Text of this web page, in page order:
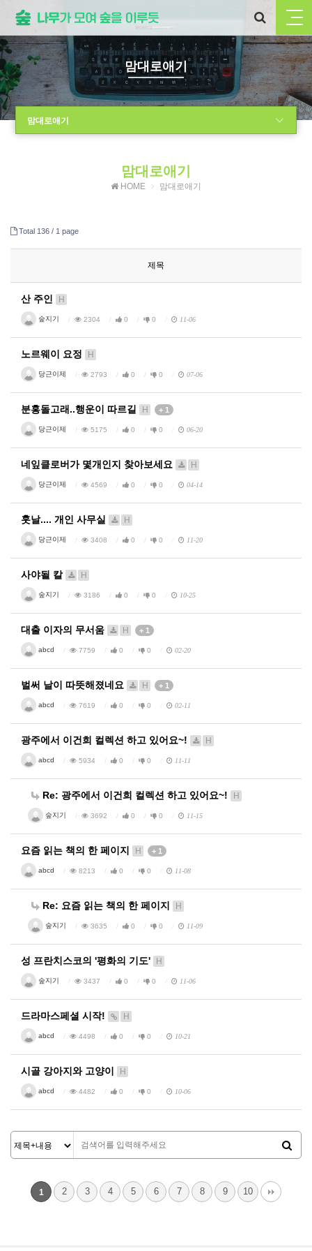
맘대로애기
맘대로애기
맘대로애기
HOME 맘대로애기
Total 136 / 1 page
제목
산 주인 H
숲지기 2304 0 0 11-06
노르웨이 요정 H
당근이제 2793 0 0 07-06
분홍돌고래..행운이 따르길 H + 1
당근이제 5175 0 0 06-20
네잎클로버가 몇개인지 찾아보세요 H
당근이제 4569 0 0 04-14
훗날.... 개인 사무실 H
당근이제 3408 0 0 11-20
사야될 칼 H
숲지기 3186 0 0 10-25
대출 이자의 무서움 H + 1
abcd 7759 0 0 02-20
벌써 날이 따뜻해졌네요 H + 1
abcd 7619 0 0 02-11
광주에서 이건희 컬렉션 하고 있어요~! H
abcd 5934 0 0 11-11
Re: 광주에서 이건희 컬렉션 하고 있어요~! H
숲지기 3692 0 0 11-15
요즘 읽는 책의 한 페이지 H + 1
abcd 8213 0 0 11-08
Re: 요즘 읽는 책의 한 페이지 H
숲지기 3635 0 0 11-09
성 프란치스코의 '평화의 기도' H
숲지기 3437 0 0 11-06
드라마스페셜 시작! H
abcd 4498 0 0 10-21
시골 강아지와 고양이 H
abcd 4482 0 0 10-06
1 2 3 4 5 6 7 8 9 10